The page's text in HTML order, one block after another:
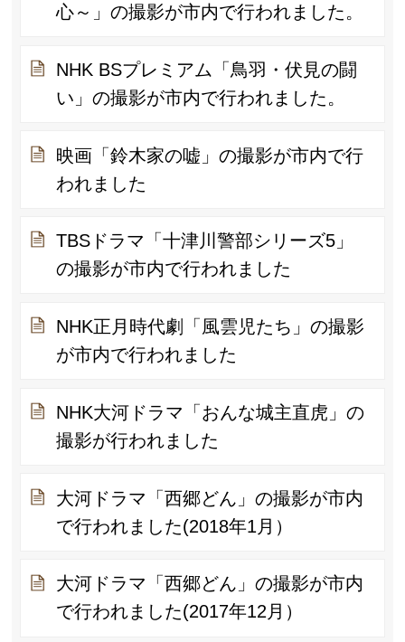
心～」の撮影が市内で行われました。
NHK BSプレミアム「鳥羽・伏見の闘
い」の撮影が市内で行われました。
映画「鈴木家の嘘」の撮影が市内で行
われました
TBSドラマ「十津川警部シリーズ5」
の撮影が市内で行われました
NHK正月時代劇「風雲児たち」の撮影
が市内で行われました
NHK大河ドラマ「おんな城主直虎」の
撮影が行われました
大河ドラマ「西郷どん」の撮影が市内
で行われました(2018年1月）
大河ドラマ「西郷どん」の撮影が市内
で行われました(2017年12月）